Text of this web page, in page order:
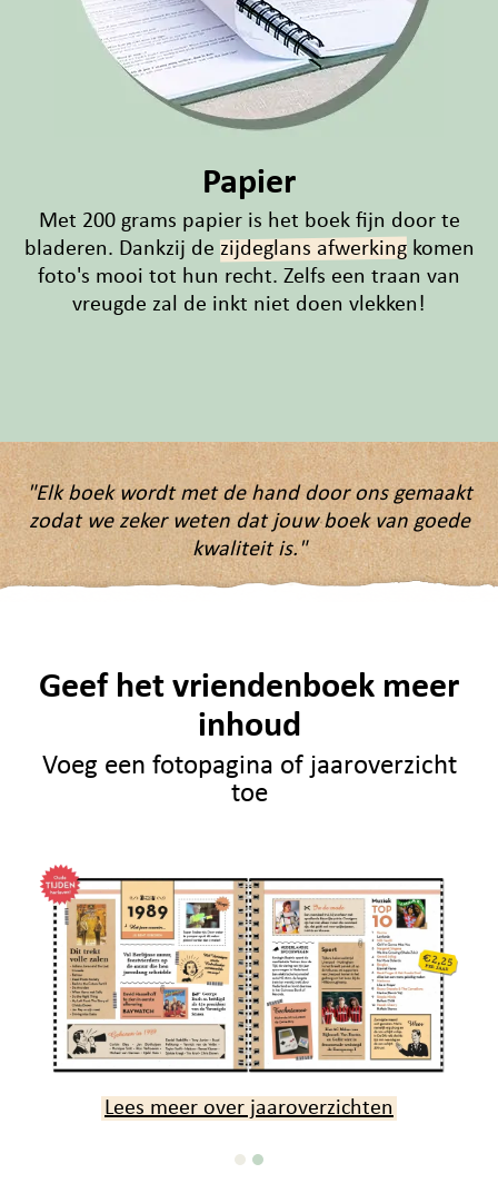
Papier
Met 200 grams papier is het boek fijn door te
bladeren. Dankzij de zijdeglans afwerkingkomen
foto's mooi tot hun recht. Zelfs een traan van
vreugde zal de inkt niet doen vlekken!
"Elk boek wordt met de hand door ons gemaakt
zodat we zeker weten dat jouw boek van goede
kwaliteit is."
Geef het vriendenboek meer
inhoud
Voeg een fotopagina of jaaroverzicht
toe
Lees meer over fotopagina's